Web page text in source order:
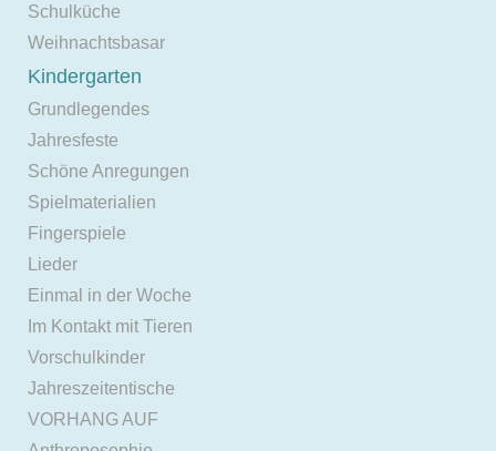
Schulküche
Weihnachtsbasar
Kindergarten
Grundlegendes
Jahresfeste
Schöne Anregungen
Spielmaterialien
Fingerspiele
Lieder
Einmal in der Woche
Im Kontakt mit Tieren
Vorschulkinder
Jahreszeitentische
VORHANG AUF